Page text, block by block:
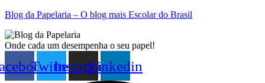
Blog da Papelaria – O blog mais Escolar do Brasil
Onde cada um desempenha o seu papel!
TwitterInstagramLinkedin